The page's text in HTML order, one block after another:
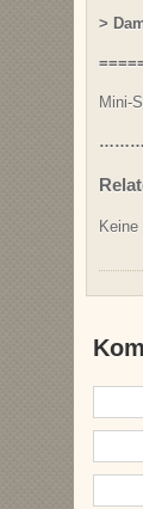
>
Mini-